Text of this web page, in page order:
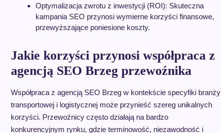
Optymalizacja zwrotu z inwestycji (ROI): Skuteczna
kampania SEO przynosi wymierne korzyści finansowe,
przewyższające poniesione koszty.
Jakie korzyści przynosi współpraca z
agencją SEO Brzeg przewoźnika
Współpraca z agencją SEO Brzeg w kontekście specyfiki branży
transportowej i logistycznej może przynieść szereg unikalnych
korzyści. Przewoźnicy często działają na bardzo
konkurencyjnym rynku, gdzie terminowość, niezawodność i